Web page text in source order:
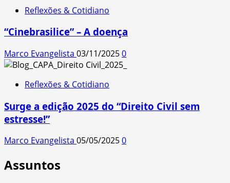
Reflexões & Cotidiano
“Cinebrasilice” – A doença
Marco Evangelista 03/11/20250
Reflexões & Cotidiano
Surge a edição 2025 do “Direito Civil sem
estresse!”
Marco Evangelista 05/05/20250
Assuntos